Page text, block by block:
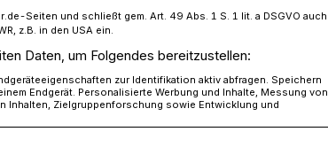
Seiten und schließt gem. Art. 49 Abs. 1 S. 1 lit. a DSGVO auch
z.B. in den USA ein.
Daten, um Folgendes bereitzustellen:
zur Identifikation aktiv abfragen. Speichern
Endgerät. Personalisierte Werbung und Inhalte, Messung von
Inhalten, Zielgruppenforschung sowie Entwicklung und